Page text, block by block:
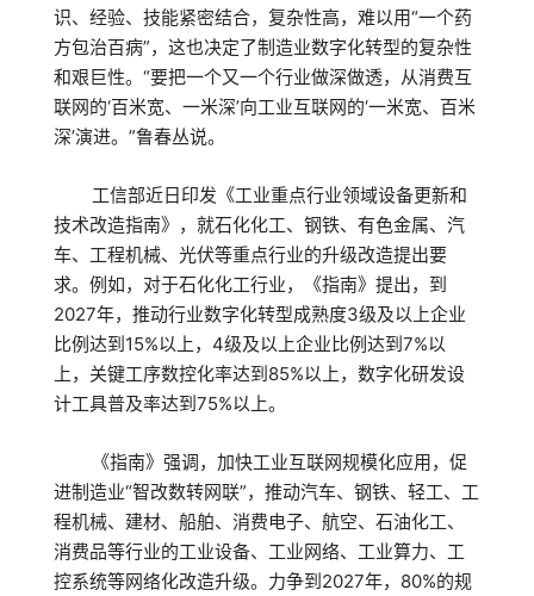
识、经验、技能紧密结合，复杂性高，难以用“一个药
方包治百病”，这也决定了制造业数字化转型的复杂性
和艰巨性。“要把一个又一个行业做深做透，从消费互
联网的‘百米宽、一米深’向工业互联网的‘一米宽、百米
深’演进。”鲁春丛说。
工信部近日印发《工业重点行业领域设备更新和
技术改造指南》，就石化化工、钢铁、有色金属、汽
车、工程机械、光伏等重点行业的升级改造提出要
求。例如，对于石化化工行业，《指南》提出，到
2027年，推动行业数字化转型成熟度3级及以上企业
比例达到15%以上，4级及以上企业比例达到7%以
上，关键工序数控化率达到85%以上，数字化研发设
计工具普及率达到75%以上。
《指南》强调，加快工业互联网规模化应用，促
进制造业“智改数转网联”，推动汽车、钢铁、轻工、工
程机械、建材、船舶、消费电子、航空、石油化工、
消费品等行业的工业设备、工业网络、工业算力、工
控系统等网络化改造升级。力争到2027年，80%的规